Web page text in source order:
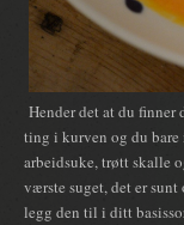
Hender det at du
ting i kurven og du bare
arbeidsuke, trøtt skalle
værste suget, det er
legg den til i ditt